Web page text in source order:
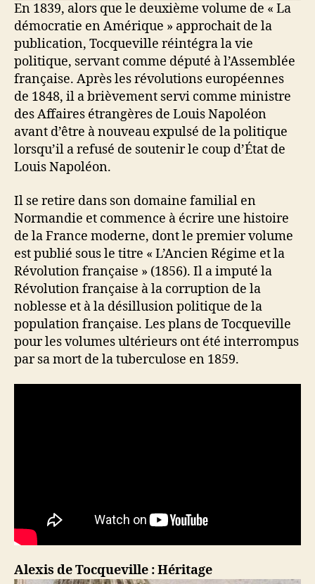
En 1839, alors que le deuxième volume de « La
démocratie en Amérique » approchait de la
publication, Tocqueville réintégra la vie
politique, servant comme député à l’Assemblée
française. Après les révolutions européennes
de 1848, il a brièvement servi comme ministre
des Affaires étrangères de Louis Napoléon
avant d’être à nouveau expulsé de la politique
lorsqu’il a refusé de soutenir le coup d’État de
Louis Napoléon.
Il se retire dans son domaine familial en
Normandie et commence à écrire une histoire
de la France moderne, dont le premier volume
est publié sous le titre « L’Ancien Régime et la
Révolution française » (1856). Il a imputé la
Révolution française à la corruption de la
noblesse et à la désillusion politique de la
population française. Les plans de Tocqueville
pour les volumes ultérieurs ont été interrompus
par sa mort de la tuberculose en 1859.
Alexis de Tocqueville : Héritage